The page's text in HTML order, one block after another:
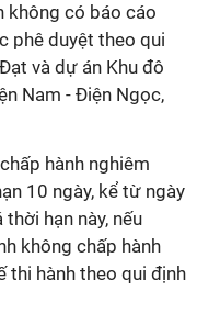
không có báo cáo
phê duyệt theo qui
và dự án Khu đô
Nam - Điện Ngọc,
hành nghiêm
10 ngày, kể từ ngày
hạn này, nếu
không chấp hành
thi hành theo qui định